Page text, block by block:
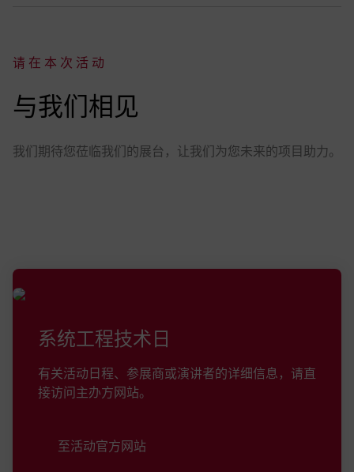
请在本次活动
:
与我们相见
我们期待您莅临我们的展台，让我们为您未来的项目助力。
系统工程技术日
有关活动日程、参展商或演讲者的详细信息，请直
接访问主办方网站。
至活动官方网站